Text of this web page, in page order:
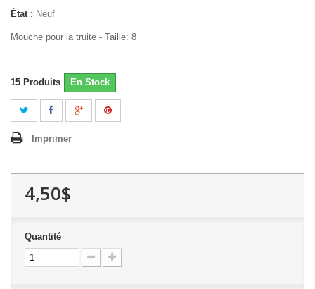
État : Neuf
Mouche pour la truite - Taille: 8
15 Produits En Stock
Imprimer
4,50$
Quantité